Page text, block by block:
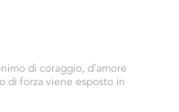
di coraggio, d’amore
di forza viene esposto in